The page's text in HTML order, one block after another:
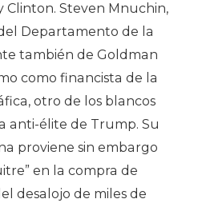
Clinton. Steven Mnuchin,
Departamento de la
también de Goldman
como financista de la
otro de los blancos
anti-élite de Trump. Su
proviene sin embargo
en la compra de
desalojo de miles de